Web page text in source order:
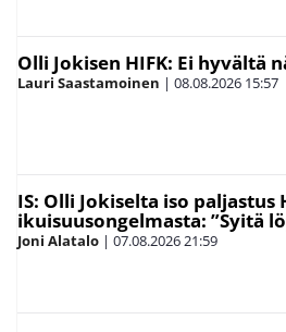
Olli Jokisen HIFK: Ei hyvältä
Lauri Saastamoinen | 08.08.2026 15:57
IS: Olli Jokiselta iso paljastus
ikuisuusongelmasta: ”Syitä
Joni Alatalo | 07.08.2026 21:59